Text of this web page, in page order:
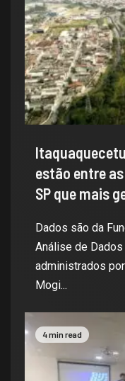
estão entre
SP que mais
Dados são da
Análise de
administrados
Mogi...
4 min read